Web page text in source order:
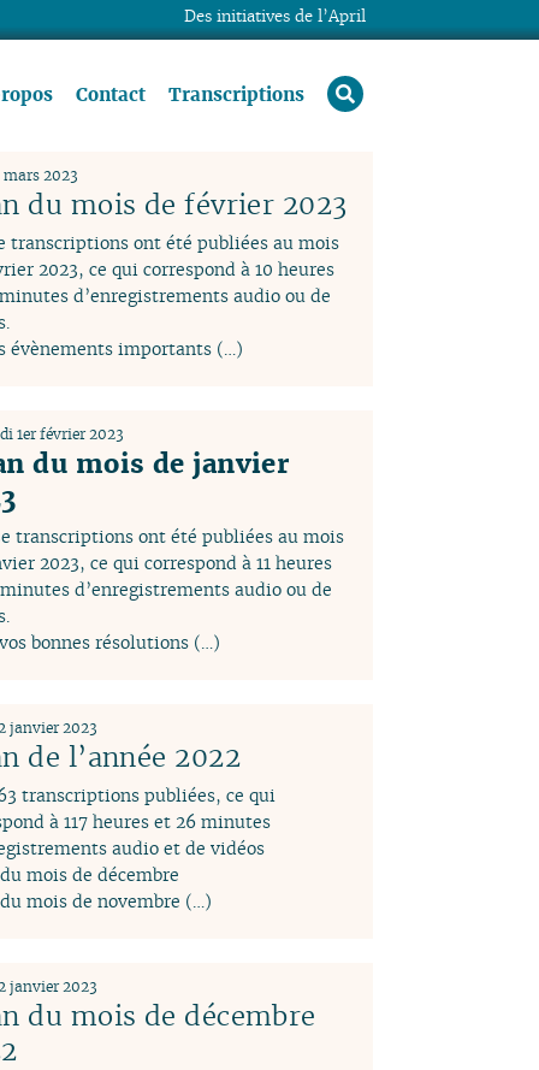
Contact Transcriptions rechercher
du mois de février 2023
mars 2023
transcriptions ont été publiées au mois
2023, ce qui correspond à 10 heures
d’enregistrements audio ou de
évènements importants (…)
du mois de janvier
1er février 2023
transcriptions ont été publiées au mois
2023, ce qui correspond à 11 heures
d’enregistrements audio ou de
bonnes résolutions (…)
de l’année 2022
janvier 2023
transcriptions publiées, ce qui
à 117 heures et 26 minutes
audio et de vidéos
mois de décembre
mois de novembre (…)
du mois de décembre
janvier 2023
Des initiatives de l’April